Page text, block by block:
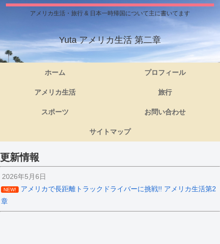
アメリカ生活・旅行 & 日本一時帰国について主に書いてます
Yuta アメリカ生活 第二章
ホーム プロフィール
アメリカ生活 旅行
スポーツ お問い合わせ
サイトマップ
更新情報
2026年5月6日
NEW!
アメリカで長距離トラックドライバーに挑戦!! アメリカ生活第2
章